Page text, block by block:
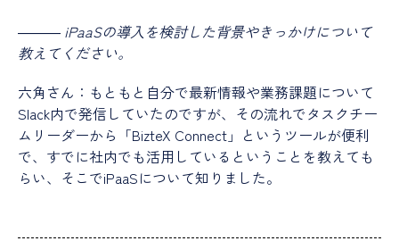
――― iPaaSの導入を検討した背景やきっかけについて
教えてください。
六角さん：もともと自分で最新情報や業務課題について
Slack内で発信していたのですが、その流れでタスクチー
ムリーダーから「BizteX Connect」というツールが便利
で、すでに社内でも活用しているということを教えても
らい、そこでiPaaSについて知りました。